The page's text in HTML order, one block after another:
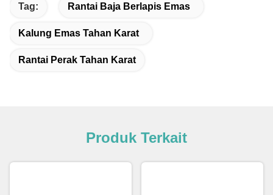
Tag: Rantai Baja Berlapis Emas
Kalung Emas Tahan Karat
Rantai Perak Tahan Karat
Produk Terkait